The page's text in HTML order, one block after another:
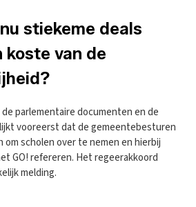
nu stiekeme deals
van de
parlementaire documenten en de
vooreerst dat de gemeentebesturen
om scholen over te nemen en hierbij
GO! refereren. Het regeerakkoord
melding.